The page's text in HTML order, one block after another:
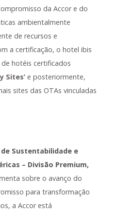
da Accor e do
ambientalmente
de recursos e
a certificação, o hotel ibis
hotéis certificados
Sites’ e posteriormente,
sites das OTAs vinculadas
Sustentabilidade e
– Divisão Premium,
sobre o avanço do
para transformação
a Accor está